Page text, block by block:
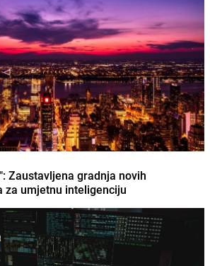
Zaustavljena gradnja novih
za umjetnu inteligenciju